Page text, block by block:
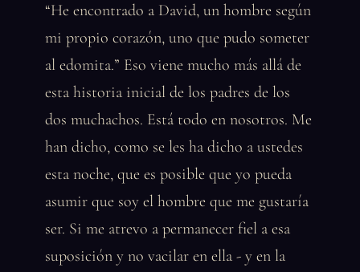
“He encontrado a David, un hombre según
mi propio corazón, uno que pudo someter
al edomita.” Eso viene mucho más allá de
esta historia inicial de los padres de los
dos muchachos. Está todo en nosotros. Me
han dicho, como se les ha dicho a ustedes
esta noche, que es posible que yo pueda
asumir que soy el hombre que me gustaría
ser. Si me atrevo a permanecer fiel a esa
suposición y no vacilar en ella - y en la